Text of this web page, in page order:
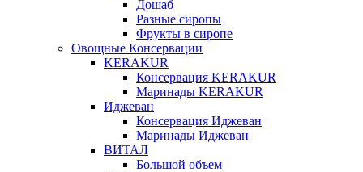
Дошаб
Разные сиропы
Фрукты в сиропе
Овощные Консервации
KERAKUR
Консервация KERAKUR
Маринады KERAKUR
Иджеван
Консервация Иджеван
Маринады Иджеван
ВИТАЛ
Большой объем